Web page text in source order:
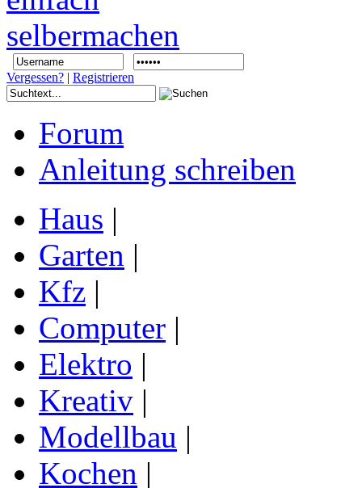
Vergessen? | Registrieren
Forum
Anleitung schreiben
Haus |
Garten |
Kfz |
Computer |
Elektro |
Kreativ |
Modellbau |
Kochen |